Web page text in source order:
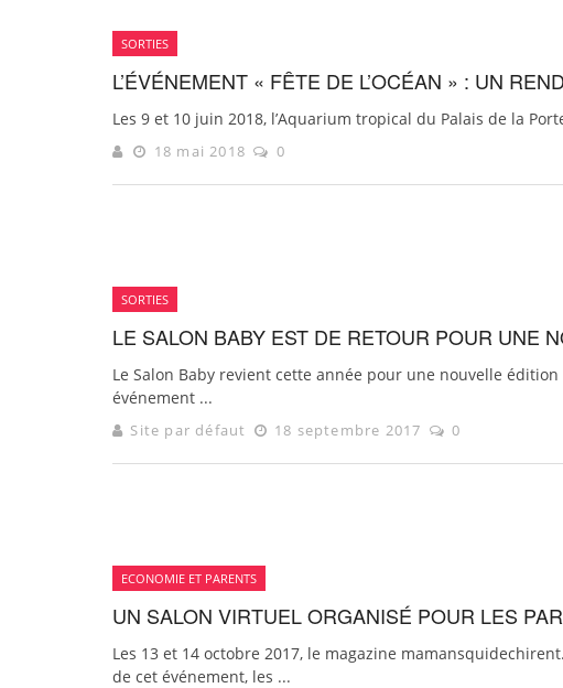
SORTIES
L’ÉVÉNEMENT « FÊTE DE L’OCÉAN » : UN
Les 9 et 10 juin 2018, l’Aquarium tropical du Palais de la
18 mai 2018 0
SORTIES
LE SALON BABY EST DE RETOUR POUR UNE
Le Salon Baby revient cette année pour une nouvelle
événement ...
Site par défaut 18 septembre 2017 0
ECONOMIE ET PARENTS
UN SALON VIRTUEL ORGANISÉ POUR LES
Les 13 et 14 octobre 2017, le magazine
de cet événement, les ...